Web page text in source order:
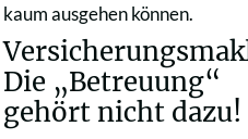
kaum ausgehen können.
Die „Betreuung“
gehört nicht dazu!